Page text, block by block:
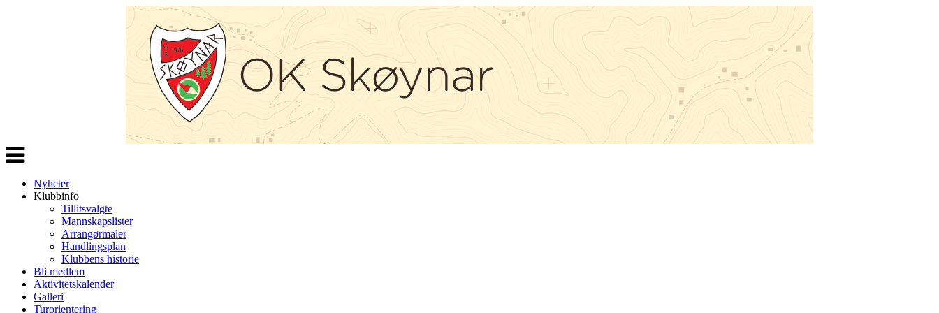
Veksle
navigasjon
Nyheter
Klubbinfo
Tillitsvalgte
Mannskapslister
Arrangørmaler
Handlingsplan
Klubbens historie
Bli medlem
Aktivitetskalender
Galleri
Turorientering